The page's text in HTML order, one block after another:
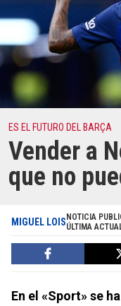
ES EL FUTURO DEL BARÇA
Vender a
que no
MIGUEL LOIS NOTICIA
ÚLTIMA
En el «Sport» se